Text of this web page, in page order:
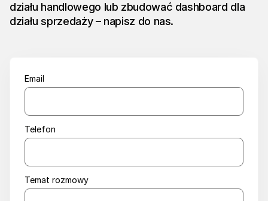
działu handlowego lub zbudować dashboard dla
działu sprzedaży – napisz do nas.
Email
Telefon
Temat rozmowy